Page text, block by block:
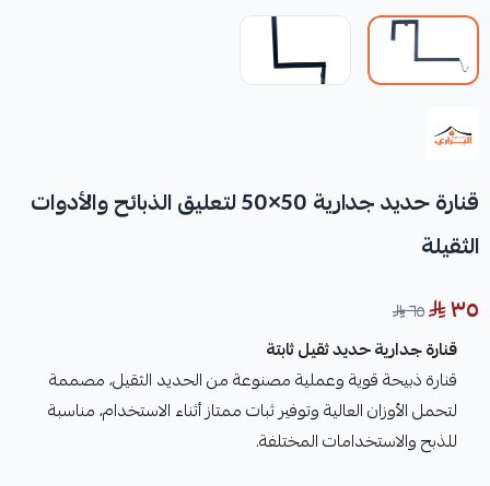
قنارة حديد جدارية 50×50 لتعليق الذبائح والأدوات
الثقيلة
٣٥
٦٥
قنارة جدارية حديد ثقيل ثابتة
قنارة ذبيحة قوية وعملية مصنوعة من الحديد الثقيل، مصممة
لتحمل الأوزان العالية وتوفير ثبات ممتاز أثناء الاستخدام، مناسبة
للذبح والاستخدامات المختلفة.